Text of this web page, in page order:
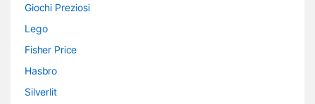
Giochi Preziosi
Lego
Fisher Price
Hasbro
Silverlit